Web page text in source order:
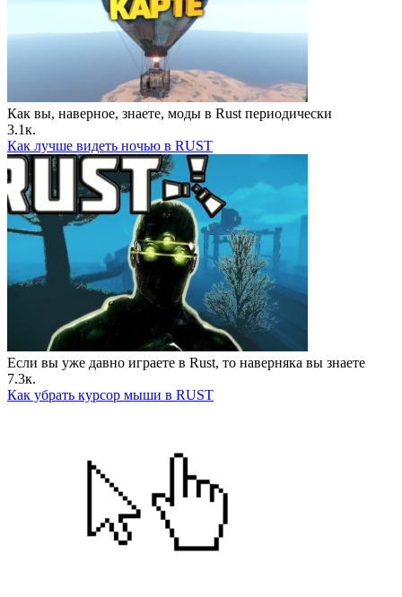
Как вы, наверное, знаете, моды в Rust периодически
3.1к.
Как лучше видеть ночью в RUST
Если вы уже давно играете в Rust, то наверняка вы знаете
7.3к.
Как убрать курсор мыши в RUST